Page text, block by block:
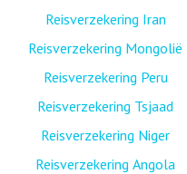
Reisverzekering Iran
Reisverzekering Mongolië
Reisverzekering Peru
Reisverzekering Tsjaad
Reisverzekering Niger
Reisverzekering Angola